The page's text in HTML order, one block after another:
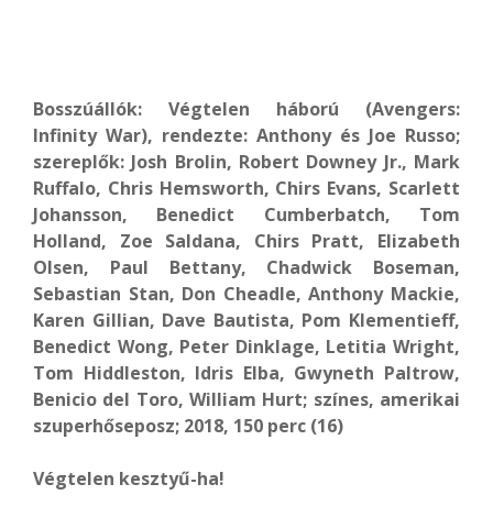
Bosszúállók: Végtelen háború (Avengers:
Infinity War), rendezte: Anthony és Joe Russo;
szereplők: Josh Brolin, Robert Downey Jr., Mark
Ruffalo, Chris Hemsworth, Chirs Evans, Scarlett
Johansson, Benedict Cumberbatch, Tom
Holland, Zoe Saldana, Chirs Pratt, Elizabeth
Olsen, Paul Bettany, Chadwick Boseman,
Sebastian Stan, Don Cheadle, Anthony Mackie,
Karen Gillian, Dave Bautista, Pom Klementieff,
Benedict Wong, Peter Dinklage, Letitia Wright,
Tom Hiddleston, Idris Elba, Gwyneth Paltrow,
Benicio del Toro, William Hurt; színes, amerikai
szuperhőseposz; 2018, 150 perc (16)
Végtelen kesztyű-ha!